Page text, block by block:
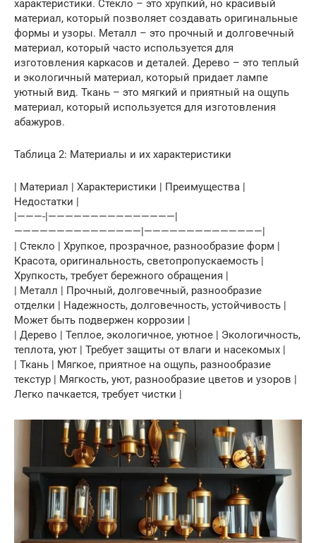
характеристики. Стекло – это хрупкий, но красивый
материал, который позволяет создавать оригинальные
формы и узоры. Металл – это прочный и долговечный
материал, который часто используется для
изготовления каркасов и деталей. Дерево – это теплый
и экологичный материал, который придает лампе
уютный вид. Ткань – это мягкий и приятный на ощупь
материал, который используется для изготовления
абажуров.
Таблица 2: Материалы и их характеристики
| Материал | Характеристики | Преимущества |
Недостатки |
|———-|———————————————|
———————————————|——————————————|
| Стекло | Хрупкое, прозрачное, разнообразие форм |
Красота, оригинальность, светопропускаемость |
Хрупкость, требует бережного обращения |
| Металл | Прочный, долговечный, разнообразие
отделки | Надежность, долговечность, устойчивость |
Может быть подвержен коррозии |
| Дерево | Теплое, экологичное, уютное | Экологичность,
теплота, уют | Требует защиты от влаги и насекомых |
| Ткань | Мягкое, приятное на ощупь, разнообразие
текстур | Мягкость, уют, разнообразие цветов и узоров |
Легко пачкается, требует чистки |